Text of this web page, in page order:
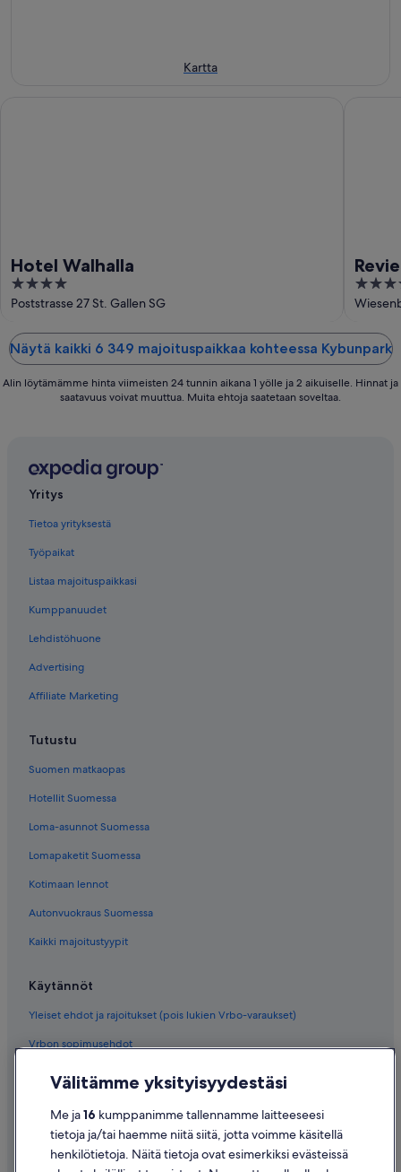
Kartta
Hotel Walhalla
4
out
5
Poststrasse 27 St. Gallen SG
4
out
5
Näytä kaikki 6 349 majoituspaikkaa kohteessa Kybunpark
Alin löytämämme hinta viimeisten 24 tunnin aikana 1 yölle ja 2 aikuiselle. Hinnat ja
saatavuus voivat muuttua. Muita ehtoja saatetaan soveltaa.
Yritys
Tietoa yrityksestä
Työpaikat
Listaa majoituspaikkasi
Kumppanuudet
Lehdistöhuone
Advertising
Affiliate Marketing
Tutustu
Suomen matkaopas
Hotellit Suomessa
Loma-asunnot Suomessa
Lomapaketit Suomessa
Kotimaan lennot
Autonvuokraus Suomessa
Kaikki majoitustyypit
Käytännöt
Yleiset ehdot ja rajoitukset (pois lukien Vrbo-varaukset)
Vrbon sopimusehdot
Saavutettavuus
Evästeet
Käyttöehdot
Välitämme yksityisyydestäsi
Me ja16 kumppanimme tallennamme laitteeseesi
tietoja ja/tai haemme niitä siitä, jotta voimme käsitellä
henkilötietoja. Näitä tietoja ovat esimerkiksi evästeissä